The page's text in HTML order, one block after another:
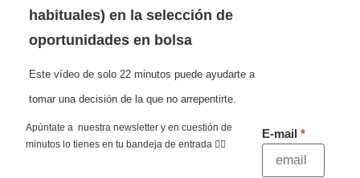
habituales) en la selección de
oportunidades en bolsa
Este vídeo de solo 22 minutos puede ayudarte a
tomar una decisión de la que no arrepentirte.
Apúntate a nuestra newsletter y en cuestión de
minutos lo tienes en tu bandeja de entrada 👇🏻
E-mail